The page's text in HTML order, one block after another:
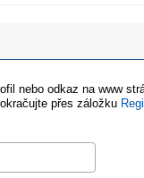
nebo odkaz na www
přes záložku